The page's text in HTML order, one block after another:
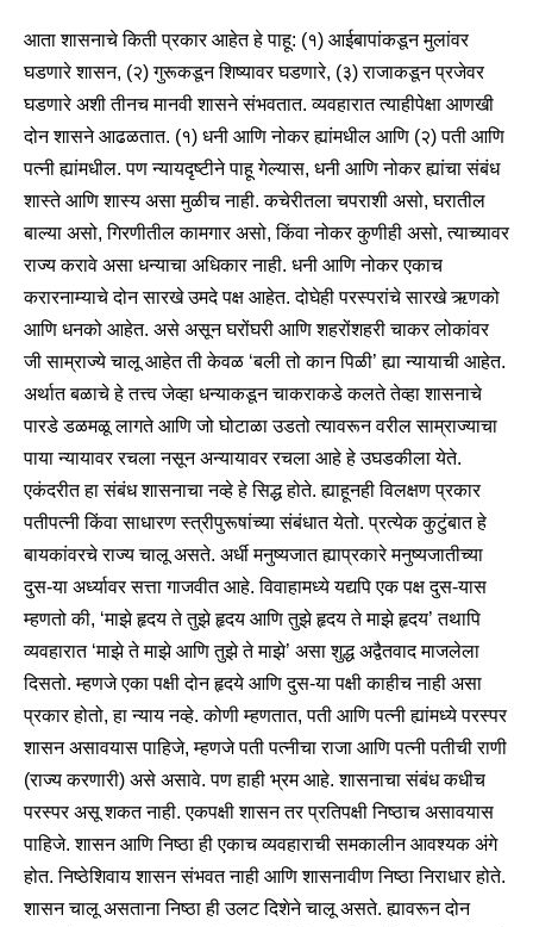
आता शासनाचे किती प्रकार आहेत हे पाहू: (१) आईबापांकडून मुलांवर
घडणारे शासन, (२) गुरूकडून शिष्यावर घडणारे, (३) राजाकडून प्रजेवर
घडणारे अशी तीनच मानवी शासने संभवतात. व्यवहारात त्याहीपेक्षा आणखी
दोन शासने आढळतात. (१) धनी आणि नोकर ह्यांमधील आणि (२) पती आणि
पत्नी ह्यांमधील. पण न्यायदृष्टीने पाहू गेल्यास, धनी आणि नोकर ह्यांचा संबंध
शास्ते आणि शास्य असा मुळीच नाही. कचेरीतला चपराशी असो, घरातील
बाल्या असो, गिरणीतील कामगार असो, किंवा नोकर कुणीही असो, त्याच्यावर
राज्य करावे असा धन्याचा अधिकार नाही. धनी आणि नोकर एकाच
करारनाम्याचे दोन सारखे उमदे पक्ष आहेत. दोघेही परस्परांचे सारखे ऋणको
आणि धनको आहेत. असे असून घरोंघरी आणि शहरोंशहरी चाकर लोकांवर
जी साम्राज्ये चालू आहेत ती केवळ ‘बली तो कान पिळी’ ह्या न्यायाची आहेत.
अर्थात बळाचे हे तत्त्व जेव्हा धन्याकडून चाकराकडे कलते तेव्हा शासनाचे
पारडे डळमळू लागते आणि जो घोटाळा उडतो त्यावरून वरील साम्राज्याचा
पाया न्यायावर रचला नसून अन्यायावर रचला आहे हे उघडकीला येते.
एकंदरीत हा संबंध शासनाचा नव्हे हे सिद्ध होते. ह्याहूनही विलक्षण प्रकार
पतीपत्नी किंवा साधारण स्त्रीपुरूषांच्या संबंधात येतो. प्रत्येक कुटुंबात हे
बायकांवरचे राज्य चालू असते. अर्धी मनुष्यजात ह्याप्रकारे मनुष्यजातीच्या
दुस-या अर्ध्यावर सत्ता गाजवीत आहे. विवाहामध्ये यद्यपि एक पक्ष दुस-यास
म्हणतो की, ‘माझे हृदय ते तुझे हृदय आणि तुझे हृदय ते माझे हृदय’ तथापि
व्यवहारात ‘माझे ते माझे आणि तुझे ते माझे’ असा शुद्ध अद्वैतवाद माजलेला
दिसतो. म्हणजे एका पक्षी दोन हृदये आणि दुस-या पक्षी काहीच नाही असा
प्रकार होतो, हा न्याय नव्हे. कोणी म्हणतात, पती आणि पत्नी ह्यांमध्ये परस्पर
शासन असावयास पाहिजे, म्हणजे पती पत्नीचा राजा आणि पत्नी पतीची राणी
(राज्य करणारी) असे असावे. पण हाही भ्रम आहे. शासनाचा संबंध कधीच
परस्पर असू शकत नाही. एकपक्षी शासन तर प्रतिपक्षी निष्ठाच असावयास
पाहिजे. शासन आणि निष्ठा ही एकाच व्यवहाराची समकालीन आवश्यक अंगे
होत. निष्ठेशिवाय शासन संभवत नाही आणि शासनावीण निष्ठा निराधार होते.
शासन चालू असताना निष्ठा ही उलट दिशेने चालू असते. ह्यावरून दोन